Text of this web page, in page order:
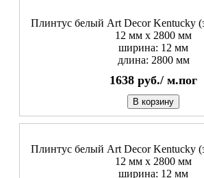
Плинтус белый Art Decor Kentucky
12 мм х 2800 мм
ширина: 12 мм
длина: 2800 мм
1638 руб./ м.пог
В корзину
Плинтус белый Art Decor Kentucky
12 мм х 2800 мм
ширина: 12 мм